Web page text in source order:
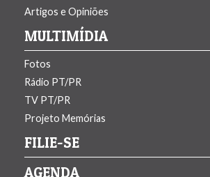
Artigos e Opiniões
MULTIMÍDIA
Fotos
Rádio PT/PR
TV PT/PR
Projeto Memórias
FILIE-SE
AGENDA